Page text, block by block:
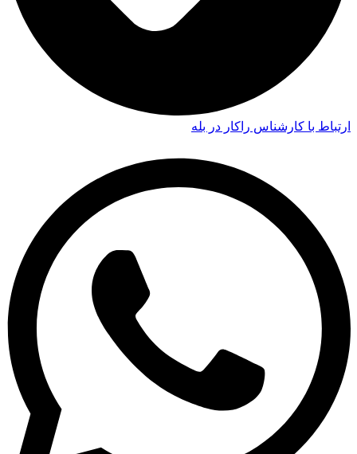
ارتباط با کارشناس راکار در بله